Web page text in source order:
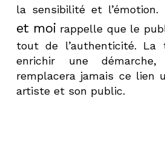
la sensibilité et l’émotion.
et moi rappelle que le
tout de l’authenticité. La
enrichir une
remplacera jamais ce lien
artiste et son public.